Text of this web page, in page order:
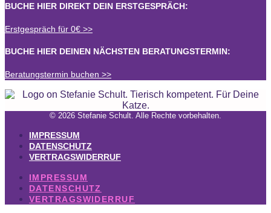
BUCHE HIER DIREKT DEIN ERSTGESPRÄCH:
Erstgespräch für 0€ >>
BUCHE HIER DEINEN NÄCHSTEN BERATUNGSTERMIN:
Beratungstermin buchen >>
© 2026 Stefanie Schult. Alle Rechte vorbehalten.
IMPRESSUM
DATENSCHUTZ
VERTRAGSWIDERRUF
IMPRESSUM
DATENSCHUTZ
VERTRAGSWIDERRUF